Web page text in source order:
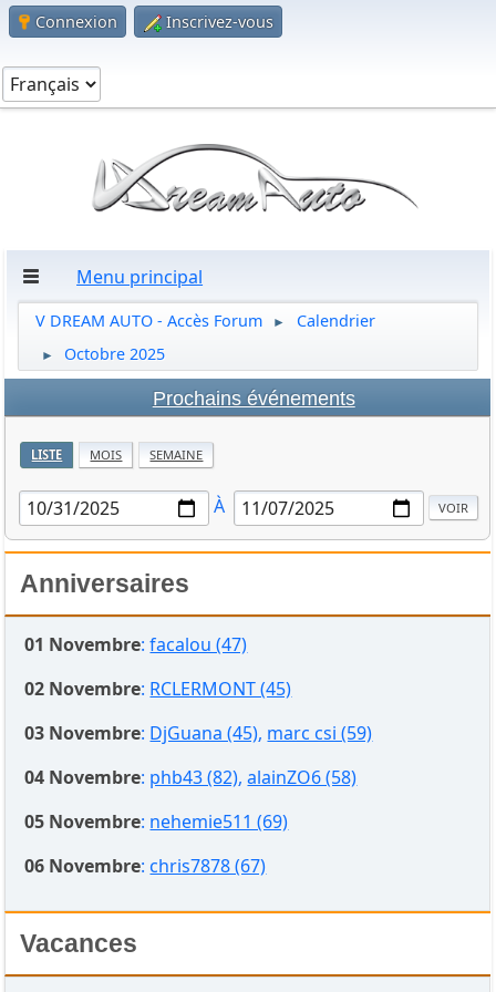
Connexion Inscrivez-vous
Menu principal
V DREAM AUTO - Accès Forum ► Calendrier
► Octobre 2025
Prochains événements
LISTE MOIS SEMAINE
À
Anniversaires
01 Novembre:facalou (47)
02 Novembre: RCLERMONT (45)
03 Novembre: DjGuana (45), marc csi (59)
04 Novembre: phb43 (82),alainZO6 (58)
05 Novembre: nehemie511 (69)
06 Novembre:chris7878 (67)
Vacances